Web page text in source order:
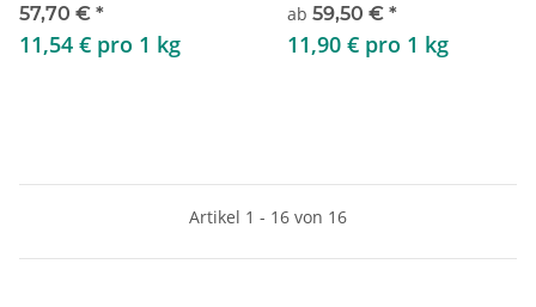
57,70 € *
11,54 € pro 1 kg
ab 59,50 € *
11,90 € pro 1 kg
Artikel 1 - 16 von 16